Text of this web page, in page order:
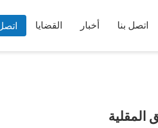
اتصل بنا أخبار القضايا
المقلية